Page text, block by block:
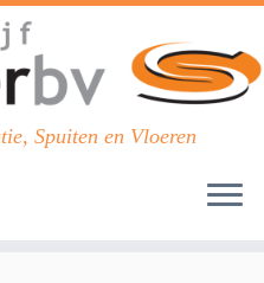
Spuiten en Vloeren